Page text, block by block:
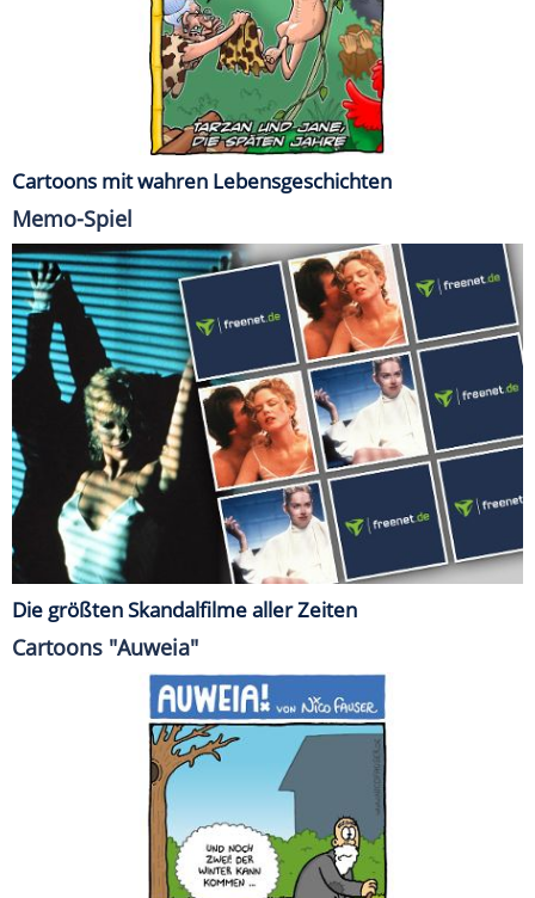
Cartoons mit wahren Lebensgeschichten
Memo-Spiel
Die größten Skandalfilme aller Zeiten
Cartoons "Auweia"